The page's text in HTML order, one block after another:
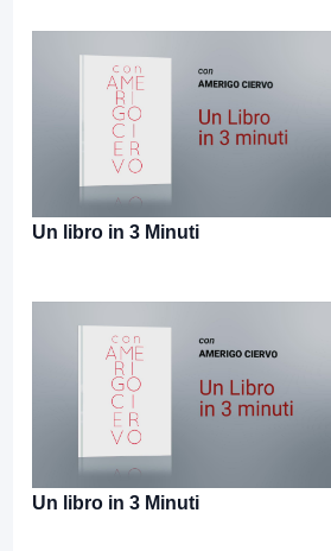
Un libro in 3 Minuti
Un libro in 3 Minuti